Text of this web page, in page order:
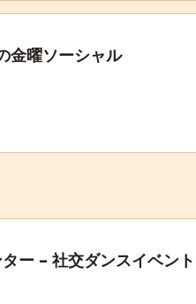
金曜ソーシャル
ー – 社交ダンスイベント